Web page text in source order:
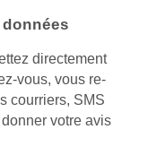
directement
vous, vous re-
courriers, SMS
votre avis